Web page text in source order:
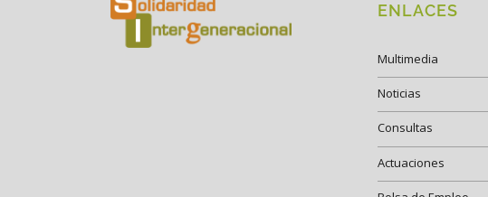
ENLACES
Multimedia
Noticias
Consultas
Actuaciones